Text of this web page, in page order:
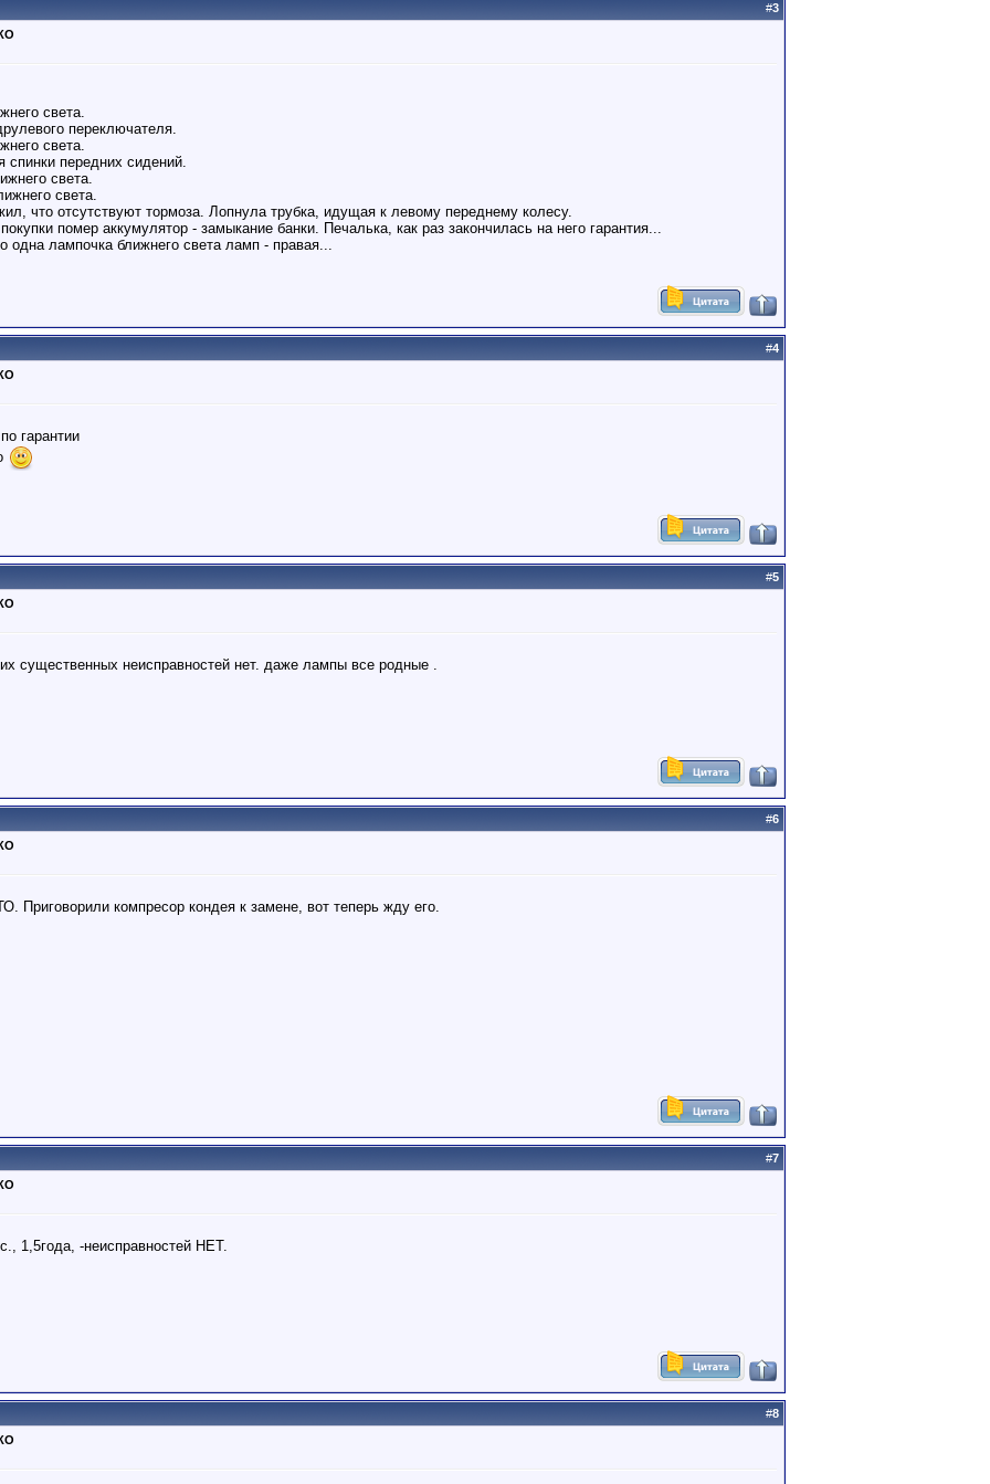
#3
света.
переключателя.
света.
спинки передних сидений.
света.
света.
что отсутствуют тормоза. Лопнула трубка, идущая к левому переднему колесу.
помер аккумулятор - замыкание банки. Печалька, как раз закончилась на него гарантия...
одна лампочка ближнего света ламп - правая...
#4
гарантии
#5
существенных неисправностей нет. даже лампы все родные .
#6
Приговорили компресор кондея к замене, вот теперь жду его.
#7
1,5года, -неисправностей НЕТ.
#8